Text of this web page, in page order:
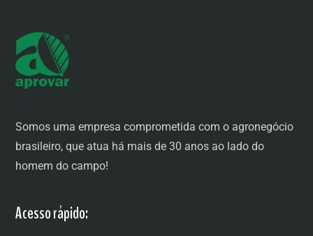
Somos uma empresa comprometida com o agronegócio
brasileiro, que atua há mais de 30 anos ao lado do
homem do campo!
Acesso rápido: